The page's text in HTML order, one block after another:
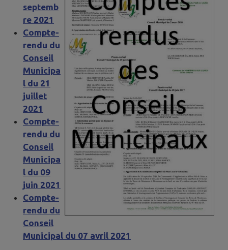
septemb
re 2021
Compte-
rendu du
Conseil
Municipa
l du 21
juillet
2021
Compte-
rendu du
Conseil
Municipa
l du 09
juin 2021
Compte-
rendu du
Conseil
Municipal du 07 avril 2021